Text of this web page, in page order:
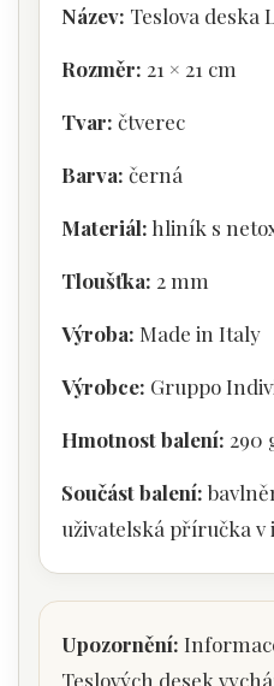
Název: Teslova deska
Rozměr: 21 × 21 cm
Tvar: čtverec
Barva: černá
Materiál: hliník s
Tloušťka: 2 mm
Výroba: Made in Italy
Výrobce: Gruppo
Hmotnost balení: 290
Součást balení:
uživatelská příručka v
Upozornění:
Teslových desek